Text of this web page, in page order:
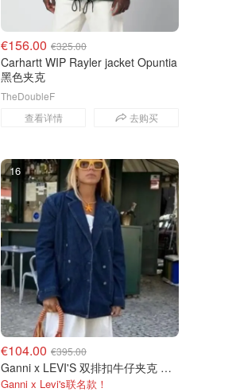
€156.00 €325.00
Carhartt WIP Rayler jacket Opuntia
黑色夹克
查看详情 去购买
TheDoubleF
16
€104.00 €395.00
Ganni x LEVI'S 双排扣牛仔夹克 蓝色
Ganni x Levi's联名款！